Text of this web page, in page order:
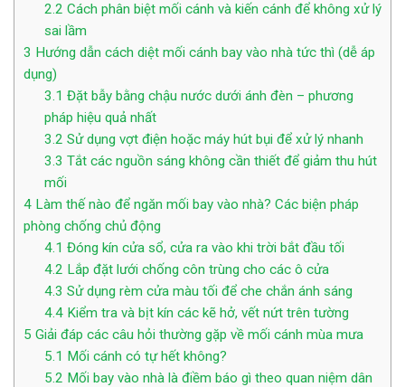
2.2 Cách phân biệt mối cánh và kiến cánh để không xử lý
sai lầm
3 Hướng dẫn cách diệt mối cánh bay vào nhà tức thì (dễ áp
dụng)
3.1 Đặt bẫy bằng chậu nước dưới ánh đèn – phương
pháp hiệu quả nhất
3.2 Sử dụng vợt điện hoặc máy hút bụi để xử lý nhanh
3.3 Tắt các nguồn sáng không cần thiết để giảm thu hút
mối
4 Làm thế nào để ngăn mối bay vào nhà? Các biện pháp
phòng chống chủ động
4.1 Đóng kín cửa sổ, cửa ra vào khi trời bắt đầu tối
4.2 Lắp đặt lưới chống côn trùng cho các ô cửa
4.3 Sử dụng rèm cửa màu tối để che chắn ánh sáng
4.4Kiểm tra và bịt kín các kẽ hở, vết nứt trên tường
5 Giải đáp các câu hỏi thường gặp về mối cánh mùa mưa
5.1 Mối cánh có tự hết không?
5.2 Mối bay vào nhà là điềm báo gì theo quan niệm dân